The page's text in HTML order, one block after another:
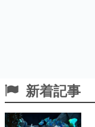
新着記事